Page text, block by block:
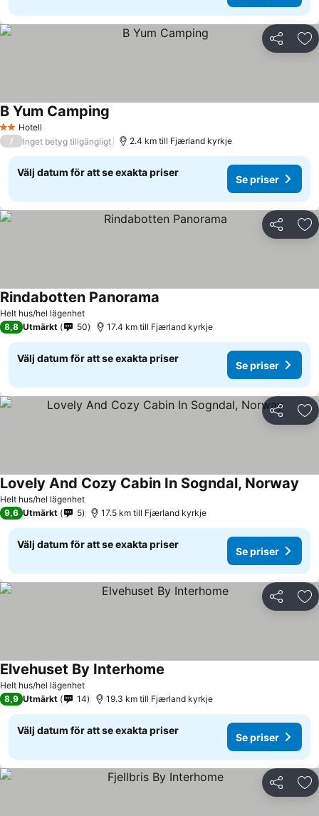
Dela
2 Stjärnor
Hotell
B Yum Camping
/ Inget betyg tillgängligt 2.4 km till Fjærland kyrkje
Välj datum för att se exakta priser
Se priser
Dela
Helt hus/hel lägenhet
Rindabotten Panorama
8,8 Utmärkt 50 17.4 km till Fjærland kyrkje
Välj datum för att se exakta priser
Se priser
Dela
Helt hus/hel lägenhet
Lovely And Cozy Cabin In Sogndal, Norway
9,6 Utmärkt 5 17.5 km till Fjærland kyrkje
Välj datum för att se exakta priser
Se priser
Dela
Helt hus/hel lägenhet
Elvehuset By Interhome
8,9 Utmärkt 14 19.3 km till Fjærland kyrkje
Välj datum för att se exakta priser
Se priser
Dela